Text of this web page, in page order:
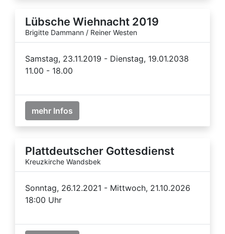
Lübsche Wiehnacht 2019
Brigitte Dammann / Reiner Westen
Samstag, 23.11.2019 - Dienstag, 19.01.2038
11.00 - 18.00
mehr Infos
Plattdeutscher Gottesdienst
Kreuzkirche Wandsbek
Sonntag, 26.12.2021 - Mittwoch, 21.10.2026
18:00 Uhr